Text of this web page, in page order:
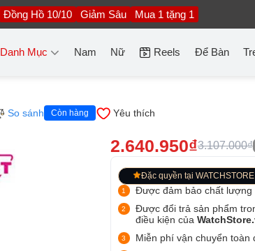
Đồng Hồ 10/10 Giảm Sâu Mua 1 tặng 1
Danh Mục Nam Nữ Reels Để Bàn
So sánh Còn hàng Yêu thích
2.640.950₫3.107.000₫
Đặc quyền tại WATCHSTORE
Được đảm bảo chất lượng
Được đổi trả sản phẩm
điều kiện của
Miễn phí vận chuyển toàn